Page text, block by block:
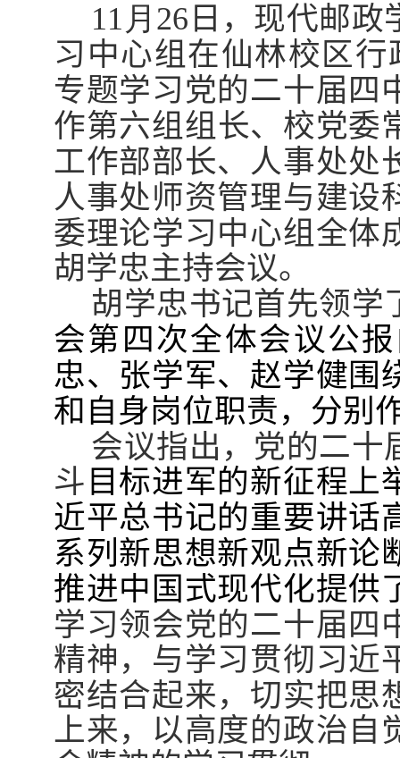
11 月 26 日， 现代邮政
习中心组在仙林校区行
专题学习党的二十届四
作第六组组长、校党委
工作部部长、人事处处
人事处师资管理与建设
委理论学习中心组全体
胡学忠主持会议。
胡学忠书记首先领学
会第四次全体会议公
忠、张学军、赵学健围
和自身岗位职责，分别
会议指出，党的二十
斗 目标进军的新征程上
近平总书记的重要讲话
系列新思想新观点新论
推进中国式现代化提供
学习领会党的二十届四
精神，与学习贯彻习近
密结合起来，切实把思
上来，以高度的政治自